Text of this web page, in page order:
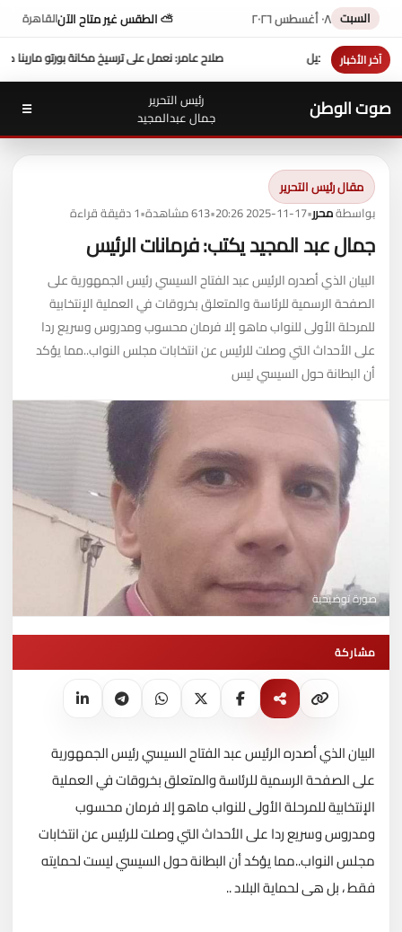
السبت ٠٨ أغسطس ٢٠٢٦ ⛅ الطقس غير متاح الآنالقاهرة
آخر الأخبارصلاح عامر: نعمل على ترسيخ مكانة بورتو مارينا كوجهة متكاملة لسياحةقنديل
صوت الوطن
رئيس التحرير
جمال عبدالمجيد
☰
مقال رئيس التحرير
بواسطةمحرر•
2025-11-17 20:26
•613 مشاهدة •1 دقيقة قراءة
جمال عبد المجيد يكتب: فرمانات الرئيس
البيان الذي أصدره الرئيس عبد الفتاح السيسي رئيس الجمهورية على
الصفحة الرسمية للرئاسة والمتعلق بخروقات في العملية الإنتخابية
للمرحلة الأولى للنواب ماهو إلا فرمان محسوب ومدروس وسريع ردا
على الأحداث التي وصلت للرئيس عن انتخابات مجلس النواب..مما يؤكد
أن البطانة حول السيسي ليس
صورة توضيحية
مشاركة
البيان الذي أصدره الرئيس عبد الفتاح السيسي رئيس الجمهورية
على الصفحة الرسمية للرئاسة والمتعلق بخروقات في العملية
الإنتخابية للمرحلة الأولى للنواب ماهو إلا فرمان محسوب
ومدروس وسريع ردا على الأحداث التي وصلت للرئيس عن انتخابات
مجلس النواب..مما يؤكد أن البطانة حول السيسي ليست لحمايته
فقط ، بل هى لحماية البلاد ..